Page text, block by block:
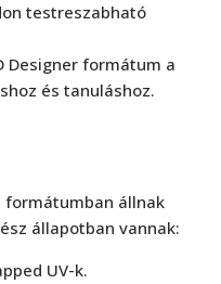
testreszabható
Designer formátum a
és tanuláshoz.
formátumban állnak
állapotban vannak:
UV-k.